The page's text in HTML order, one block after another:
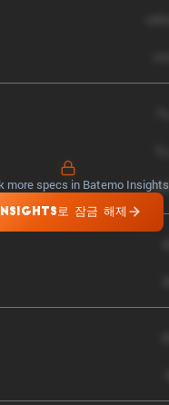
DCIR
more specs in Batemo Insights
INSIGHTS로 잠금 해제